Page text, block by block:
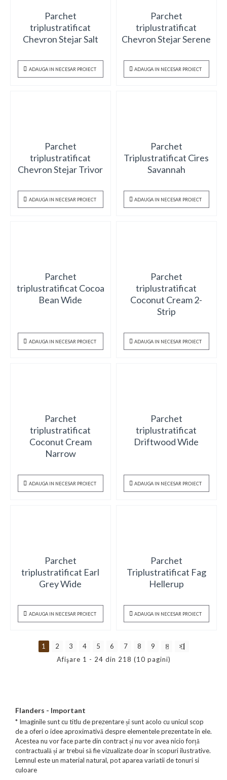
Parchet
triplustratificat
Chevron Stejar Salt
ADAUGA IN NECESAR PROIECT
Parchet
triplustratificat
Chevron Stejar Serene
ADAUGA IN NECESAR PROIECT
Parchet
triplustratificat
Chevron Stejar Trivor
ADAUGA IN NECESAR PROIECT
Parchet
Triplustratificat Cires
Savannah
ADAUGA IN NECESAR PROIECT
Parchet
triplustratificat Cocoa
Bean Wide
ADAUGA IN NECESAR PROIECT
Parchet
triplustratificat
Coconut Cream 2-
Strip
ADAUGA IN NECESAR PROIECT
Parchet
triplustratificat
Coconut Cream
Narrow
ADAUGA IN NECESAR PROIECT
Parchet
triplustratificat
Driftwood Wide
ADAUGA IN NECESAR PROIECT
Parchet
triplustratificat Earl
Grey Wide
ADAUGA IN NECESAR PROIECT
Parchet
Triplustratificat Fag
Hellerup
ADAUGA IN NECESAR PROIECT
1 2 3 4 5 6 7 8 9 >
>|
Afişare 1 - 24 din 218 (10 pagini)
Flanders - Important
* Imaginile sunt cu titlu de prezentare și sunt acolo cu unicul scop
de a oferi o idee aproximativă despre elementele prezentate în ele.
Acestea nu vor face parte din contract și nu vor avea nicio forță
contractuală și ar trebui să fie vizualizate doar în scopuri ilustrative.
Lemnul este un material natural, pot aparea variatii de tonuri si
culoare